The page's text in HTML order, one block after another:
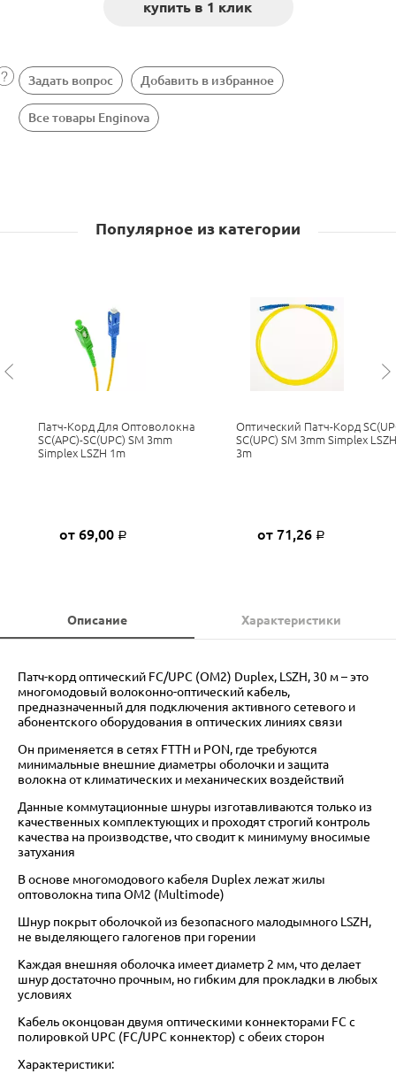
Задать вопрос Добавить в избранное
Все товары Enginova
Популярное из категории
Патч-Корд Для Оптоволокна
SC(APC)-SC(UPC) SM 3mm
Simplex LSZH 1m
от 69,00 Р
Оптический Патч-Корд
SC(UPC) SM 3mm Simplex LSZH
3m
от 71,26 Р
Описание Характеристики
Патч-корд оптический FC/UPC (OM2) Duplex, LSZH, 30 м – это
многомодовый волоконно-оптический кабель,
предназначенный для подключения активного сетевого и
абонентского оборудования в оптических линиях связи
Он применяется в сетях FTTH и PON, где требуются
минимальные внешние диаметры оболочки и защита
волокна от климатических и механических воздействий
Данные коммутационные шнуры изготавливаются только из
качественных комплектующих и проходят строгий контроль
качества на производстве, что сводит к минимуму вносимые
затухания
В основе многомодового кабеля Duplex лежат жилы
оптоволокна типа OM2 (Multimode)
Шнур покрыт оболочкой из безопасного малодымного LSZH,
не выделяющего галогенов при горении
Каждая внешняя оболочка имеет диаметр 2 мм, что делает
шнур достаточно прочным, но гибким для прокладки в любых
условиях
Кабель оконцован двумя оптическими коннекторами FC с
полировкой UPC (FC/UPC коннектор) с обеих сторон
Характеристики: